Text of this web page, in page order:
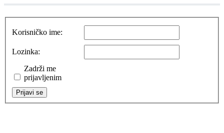
Korisničko ime:
Lozinka:
Zadrži me
prijavljenim
Prijavi se